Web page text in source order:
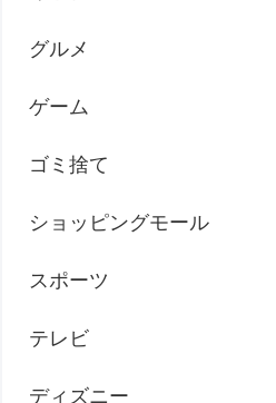
グルメ
ゲーム
ゴミ捨て
ショッピングモール
スポーツ
テレビ
ディズニー